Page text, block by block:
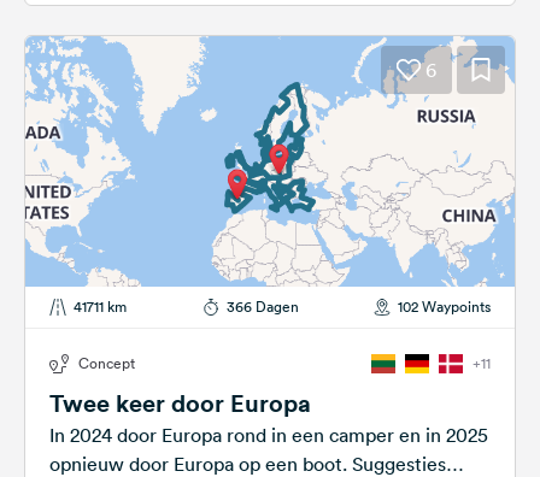
6
41711 km 366 Dagen 102 Waypoints
Concept +11
Twee keer door Europa
In 2024 door Europa rond in een camper en in 2025
opnieuw door Europa op een boot. Suggesties